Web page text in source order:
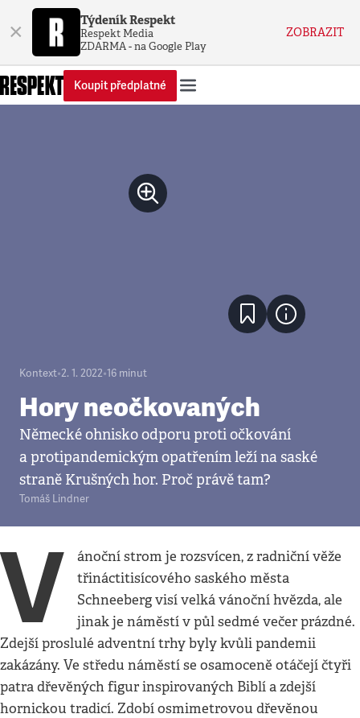
× Týdeník Respekt
Respekt Media
ZDARMA - na Google Play
ZOBRAZIT
Koupit předplatné
Kontext•2. 1. 2022•16 minut
Hory neočkovaných
Německé ohnisko odporu proti očkování
a protipandemickým opatřením leží na saské
straně Krušných hor. Proč právě tam?
Tomáš Lindner
V
ánoční strom je rozsvícen, z radniční věže
třináctitisícového saského města
Schneeberg visí velká vánoční hvězda, ale
jinak je náměstí v půl sedmé večer prázdné.
Zdejší proslulé adventní trhy byly kvůli pandemii
zakázány. Ve středu náměstí se osamoceně otáčejí čtyři
patra dřevěných figur inspirovaných Biblí a zdejší
hornickou tradicí. Zdobí osmimetrovou dřevěnou